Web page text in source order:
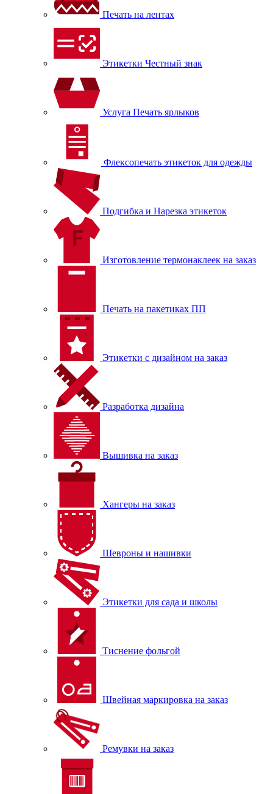
Печать на лентах
Этикетки Честный знак
Услуга Печать ярлыков
Флексопечать этикеток для одежды
Подгибка и Нарезка этикеток
Изготовление термонаклеек на заказ
Печать на пакетиках ПП
Этикетки с дизайном на заказ
Разработка дизайна
Вышивка на заказ
Хангеры на заказ
Шевроны и нашивки
Этикетки для сада и школы
Тиснение фольгой
Швейная маркировка на заказ
Ремувки на заказ